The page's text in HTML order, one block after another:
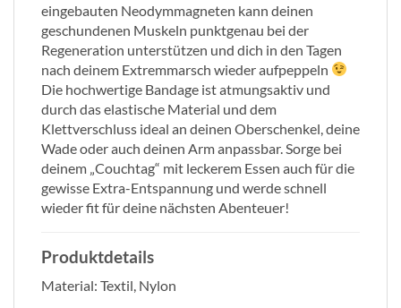
eingebauten Neodymmagneten kann deinen
geschundenen Muskeln punktgenau bei der
Regeneration unterstützen und dich in den Tagen
nach deinem Extremmarsch wieder aufpeppeln
Die hochwertige Bandage ist atmungsaktiv und
durch das elastische Material und dem
Klettverschluss ideal an deinen Oberschenkel, deine
Wade oder auch deinen Arm anpassbar. Sorge bei
deinem „Couchtag“ mit leckerem Essen auch für die
gewisse Extra-Entspannung und werde schnell
wieder fit für deine nächsten Abenteuer!
Produktdetails
Material: Textil, Nylon